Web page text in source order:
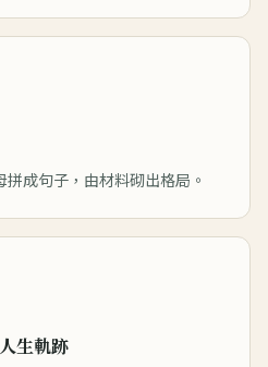
成句子，由材料砌出格局。
生軌跡